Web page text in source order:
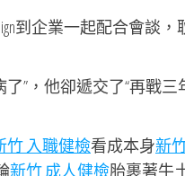
到企業一起配合會談
”，他卻遞交了“再戰三
竹 入職健檢看成本身新
新竹 成人健檢胎裹著牛